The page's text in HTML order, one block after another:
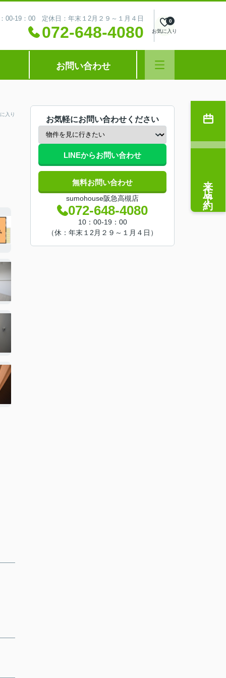
00-19：00 定休日：年末１2月２９～１月４日
072-648-4080 お気に入り
0
お問い合わせ
入り
お気軽にお問い合わせください
LINEからお問い合わせ
無料お問い合わせ
sumohouse阪急高槻店
072-648-4080
10：00-19：00
（休：年末１2月２９～１月４日）
来店予約